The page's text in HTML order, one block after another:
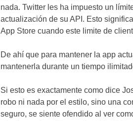
nada. Twitter les ha impuesto un
actualización de su API. Esto
App Store cuando este limite de
De ahí que para mantener la app
mantenerla durante un tiempo
Si esto es exactamente como dice
robo ni nada por el estilo, sino una
seguro, se siente ofendido al ver